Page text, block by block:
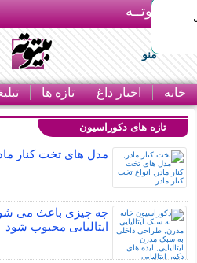
بـیتوتــه
منو
خانه اخبار داغ تازه ها
تازه های دکوراسیون
مدل های تخت کنار
چه چیزی باعث می
ایتالیایی محبوب شود